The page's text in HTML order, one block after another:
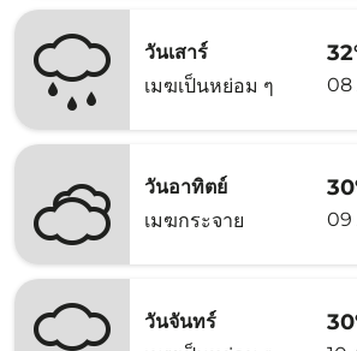
วันเสาร์
เมฆเป็นหย่อม ๆ
08
วันอาทิตย์
เมฆกระจาย
09
วันจันทร์